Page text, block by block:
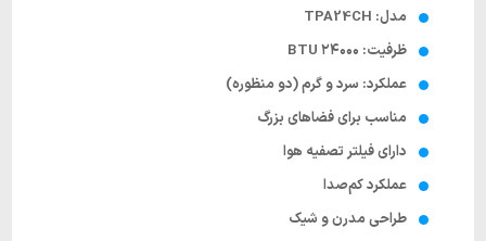
مدل: TPA24CH
ظرفیت: ۲۴۰۰۰ BTU
عملکرد: سرد و گرم (دو منظوره)
مناسب برای فضاهای بزرگ
دارای فیلتر تصفیه هوا
عملکرد کم‌صدا
طراحی مدرن و شیک